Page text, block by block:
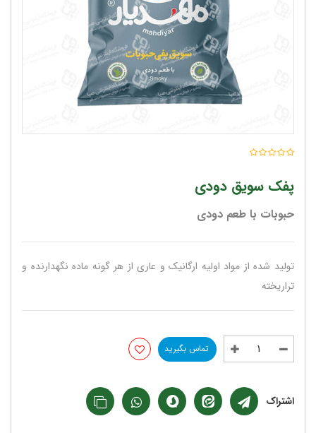
پفک سویق دودی
حبوبات با طعم دودی
تولید شده از مواد اولیه ارگانیک و عاری از هر گونه ماده نگهدارنده و
تراریخته
تماس بگیرید
اشتراک